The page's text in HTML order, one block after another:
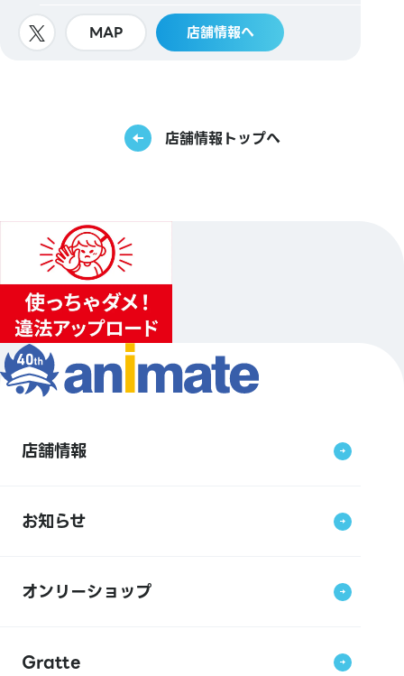
MAP 店舗情報へ
店舗情報トップへ
店舗情報
お知らせ
オンリーショップ
Gratte